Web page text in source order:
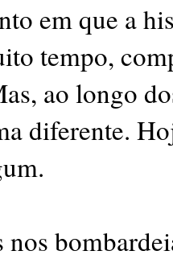
em que a
tempo,
ao longo
diferente.